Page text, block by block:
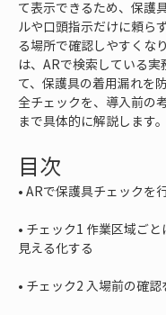
て表示できるため、保護
ルや口頭指示だけに頼ら
る場所で確認しやすくな
は、ARで検索している
て、保護具の着用漏れを
全チェックを、導入前の
まで具体的に解説します。
目次
•
• チェック1 作業区域ご
•